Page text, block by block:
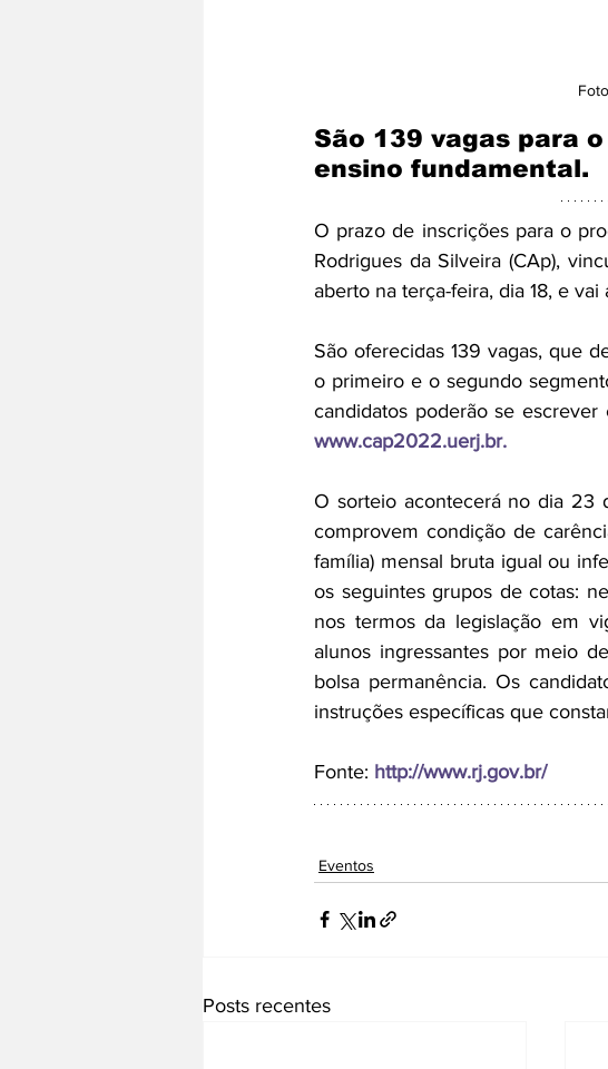
São 139 vagas para
ensino fundamental.
O prazo de inscrições para o
Rodrigues da Silveira (CAp),
aberto na terça-feira, dia 18, e
São oferecidas 139 vagas, que
o primeiro e o segundo
www.cap2022.uerj.br.
O sorteio acontecerá no dia 23
comprovem condição de
família) mensal bruta igual ou
os seguintes grupos de cotas:
nos termos da legislação em
alunos ingressantes por meio
bolsa permanência. Os
instruções específicas que
Fonte: http://www.rj.gov.br/
Eventos
Posts recentes